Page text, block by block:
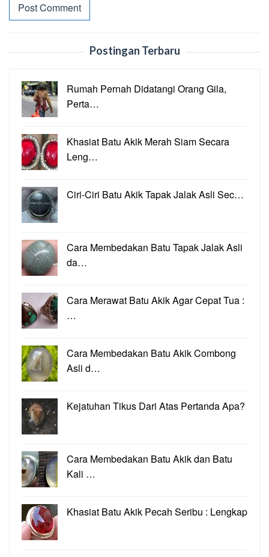
Postingan Terbaru
Rumah Pernah Didatangi Orang Gila,
Perta…
Khasiat Batu Akik Merah Siam Secara
Leng…
Ciri-Ciri Batu Akik Tapak Jalak Asli Sec…
Cara Membedakan Batu Tapak Jalak Asli
da…
Cara Merawat Batu Akik Agar Cepat Tua :
…
Cara Membedakan Batu Akik Combong
Asli d…
Kejatuhan Tikus Dari Atas Pertanda Apa?
Cara Membedakan Batu Akik dan Batu
Kali …
Khasiat Batu Akik Pecah Seribu : Lengkap